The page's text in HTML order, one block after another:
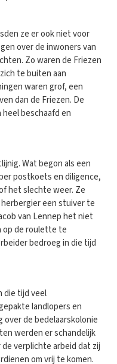
ze er ook niet voor
over de inwoners van
Zo waren de Friezen
te buiten aan
waren grof, een
dan de Friezen. De
beschaafd en
Wat begon als een
postkoets en diligence,
het slechte weer. Ze
een stuiver te
van Lennep het niet
op de roulette te
bedroeg in die tijd
die tijd veel
landlopers en
over de bedelaarskolonie
werden er schandelijk
verplichte arbeid dat zij
om vrij te komen.